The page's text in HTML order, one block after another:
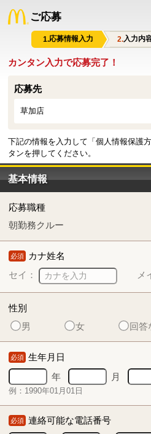
ご応募
応募情報入力 入力内
カンタン入力で応募完了！
応募先
草加店
下記の情報を入力して「個人情報保護
タンを押してください。
基本情報
応募職種
朝勤務クルー
必須 カナ姓名
セイ：
メ
性別
男
女 回答
必須 生年月日
年
月
例：1990年01月01日
必須 連絡可能な電話番号